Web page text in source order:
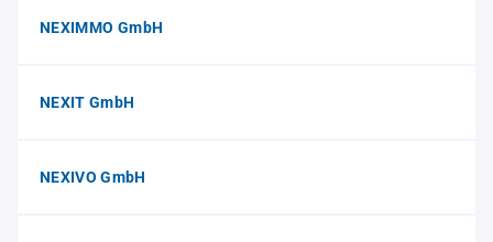
NEXIMMO GmbH
NEXIT GmbH
NEXIVO GmbH